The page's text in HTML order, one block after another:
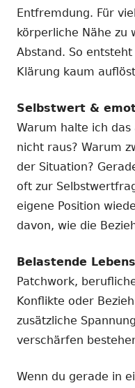
Entfremdung. Für
körperliche Nähe zu
Abstand. So
Klärung kaum
Selbstwert &
Warum halte ich das
nicht raus? Warum
der Situation?
oft zur
eigene Position
davon, wie die
Belastende
Patchwork,
Konflikte oder
zusätzliche
verschärfen
Wenn du gerade in